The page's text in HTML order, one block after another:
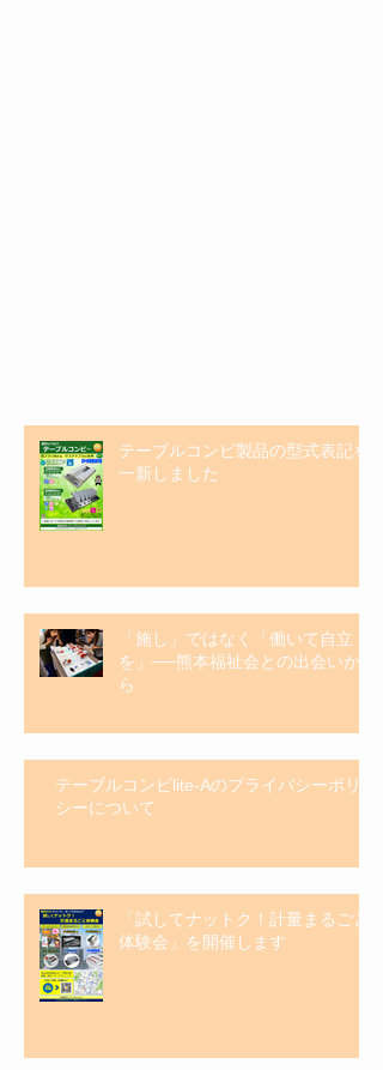
テーブルコンビ製品の型式表記を
一新しました
「施し」ではなく「働いて自立
を」──熊本福祉会との出会いか
ら
テーブルコンビlite-Aのプライバシーポリ
シーについて
「試してナットク！計量まるごと
体験会」を開催します